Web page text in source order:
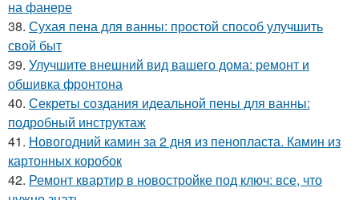
на фанере
38. Сухая пена для ванны: простой способ улучшить
свой быт
39. Улучшите внешний вид вашего дома: ремонт и
обшивка фронтона
40. Секреты создания идеальной пены для ванны:
подробный инструктаж
41. Новогодний камин за 2 дня из пенопласта. Камин из
картонных коробок
42. Ремонт квартир в новостройке под ключ: все, что